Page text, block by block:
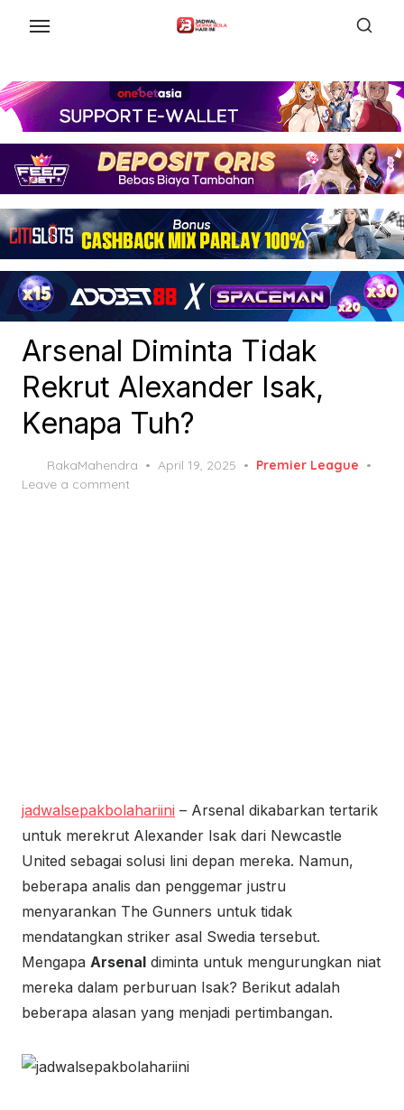
content
Arsenal Diminta Tidak
Rekrut Alexander Isak,
Kenapa Tuh?
RakaMahendra
Posted
April 19, 2025
Premier League
Leave a comment
jadwalsepakbolahariini – Arsenal dikabarkan tertarik
untuk merekrut Alexander Isak dari Newcastle
United sebagai solusi lini depan mereka. Namun,
beberapa analis dan penggemar justru
menyarankan The Gunners untuk tidak
mendatangkan striker asal Swedia tersebut.
Mengapa Arsenal diminta untuk mengurungkan niat
mereka dalam perburuan Isak? Berikut adalah
beberapa alasan yang menjadi pertimbangan.